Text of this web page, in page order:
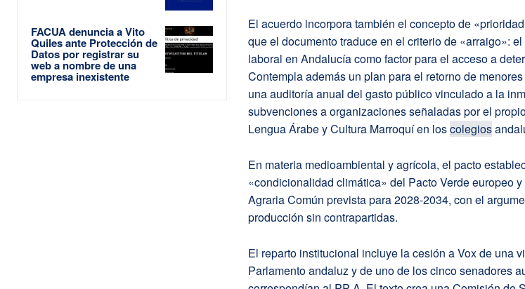
FACUA denuncia a Vito
Quiles ante Protección de
Datos por registrar su
web a nombre de una
empresa inexistente
El acuerdo incorpora también el concepto de
que el documento traduce en el criterio de «arraigo»:
laboral en Andalucía como factor para el acceso a
Contempla además un plan para el retorno de
una auditoría anual del gasto público vinculado a la
subvenciones a organizaciones señaladas por el
Lengua Árabe y Cultura Marroquí en loscolegios
En materia medioambiental y agrícola, el pacto
«condicionalidad climática» del Pacto Verde europeo
Agraria Común prevista para 2028-2034, con el
producción sin contrapartidas.
El reparto institucional incluye la cesión a Vox de una
Parlamento andaluz y de uno de los cinco senadores